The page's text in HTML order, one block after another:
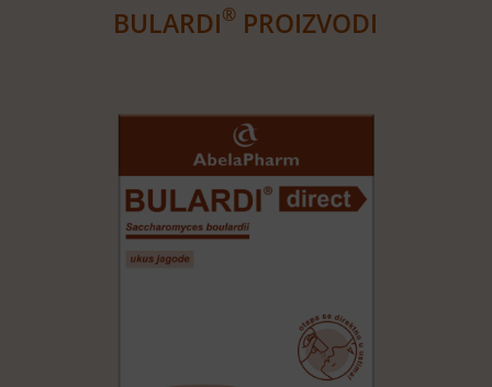
BULARDI® PROIZVODI